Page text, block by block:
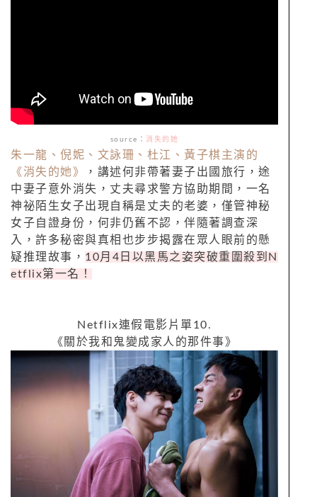
source ：消失的她
朱一龍、倪妮、文詠珊、杜江、黃子棋主演的
《消失的她》
，講述何非帶著妻子出國旅行，途
中妻子意外消失，丈夫尋求警方協助期間，一名
神祕陌生女子出現自稱是丈夫的老婆，僅管神秘
女子自證身份，何非仍舊不認，伴隨著調查深
入，許多秘密與真相也步步揭露在眾人眼前的懸
疑推理故事， 10月4日以黑馬之姿突破重圍殺到 N
etflix第一名！
Netflix連假電影片單10.
《關於我和鬼變成家人的那件事》